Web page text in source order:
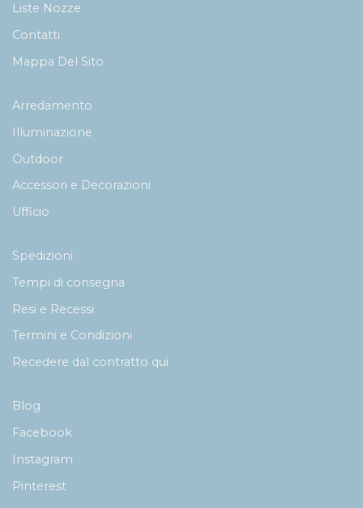
Liste Nozze
Contatti
Mappa Del Sito
Arredamento
Illuminazione
Outdoor
Accessori e Decorazioni
Ufficio
Spedizioni
Tempi di consegna
Resi e Recessi
Termini e Condizioni
Recedere dal contratto qui
Blog
Facebook
Instagram
Pinterest